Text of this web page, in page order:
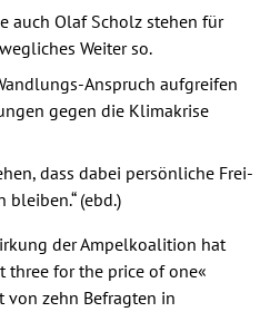
auch Olaf Scholz stehen für
Weiter so.
Anspruch aufgreifen
gegen die Klimakrise
dass dabei persönliche Frei-
(ebd.)
der Ampelkoalition hat
three for the price of one«
von zehn Befragten in